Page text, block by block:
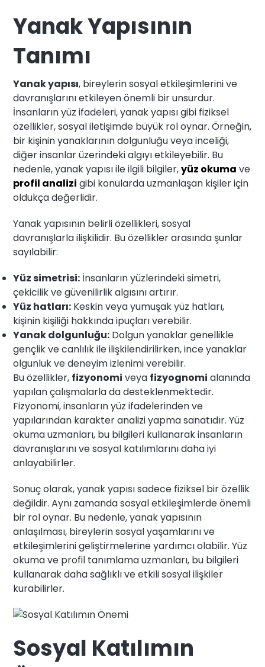
Yanak Yapısının
Tanımı
Yanak yapısı, bireylerin sosyal etkileşimlerini ve
davranışlarını etkileyen önemli bir unsurdur.
İnsanların yüz ifadeleri, yanak yapısı gibi fiziksel
özellikler, sosyal iletişimde büyük rol oynar. Örneğin,
bir kişinin yanaklarının dolgunluğu veya inceliği,
diğer insanlar üzerindeki algıyı etkileyebilir. Bu
nedenle, yanak yapısı ile ilgili bilgiler,yüz okuma ve
profil analizi gibi konularda uzmanlaşan kişiler için
oldukça değerlidir.
Yanak yapısının belirli özellikleri, sosyal
davranışlarla ilişkilidir. Bu özellikler arasında şunlar
sayılabilir:
Yüz simetrisi: İnsanların yüzlerindeki simetri,
çekicilik ve güvenilirlik algısını artırır.
Yüz hatları: Keskin veya yumuşak yüz hatları,
kişinin kişiliği hakkında ipuçları verebilir.
Yanak dolgunluğu: Dolgun yanaklar genellikle
gençlik ve canlılık ile ilişkilendirilirken, ince yanaklar
olgunluk ve deneyim izlenimi verebilir.
Bu özellikler, fizyonomi veya fizyognomi alanında
yapılan çalışmalarla da desteklenmektedir.
Fizyonomi, insanların yüz ifadelerinden ve
yapılarından karakter analizi yapma sanatıdır. Yüz
okuma uzmanları, bu bilgileri kullanarak insanların
davranışlarını ve sosyal katılımlarını daha iyi
anlayabilirler.
Sonuç olarak, yanak yapısı sadece fiziksel bir özellik
değildir. Aynı zamanda sosyal etkileşimlerde önemli
bir rol oynar. Bu nedenle, yanak yapısının
anlaşılması, bireylerin sosyal yaşamlarını ve
etkileşimlerini geliştirmelerine yardımcı olabilir. Yüz
okuma ve profil tanımlama uzmanları, bu bilgileri
kullanarak daha sağlıklı ve etkili sosyal ilişkiler
kurabilirler.
Sosyal Katılımın